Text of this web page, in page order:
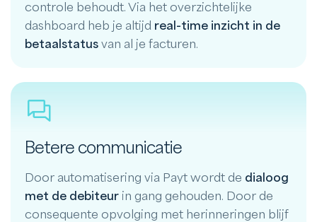
controle behoudt. Via het overzichtelijke
dashboard heb je altijd real-time inzicht in de
betaalstatus van al je facturen.
Betere communicatie
Door automatisering via Payt wordt de dialoog
met de debiteur in gang gehouden. Door de
consequente opvolging met herinneringen blijf